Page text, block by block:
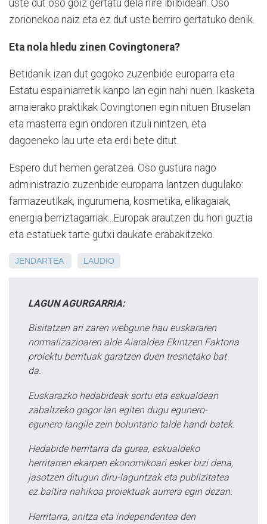
uste dut oso goiz gertatu dela nire ibilbidean. Oso
zorionekoa naiz eta ez dut uste berriro gertatuko denik.
Eta nola hledu zinen Covingtonera?
Betidanik izan dut gogoko zuzenbide europarra eta
Estatu espainiarretik kanpo lan egin nahi nuen. Ikasketa
amaierako praktikak Covingtonen egin nituen Bruselan
eta masterra egin ondoren itzuli nintzen, eta
dagoeneko lau urte eta erdi bete ditut.
Espero dut hemen geratzea. Oso gustura nago
administrazio zuzenbide europarra lantzen dugulako:
farmazeutikak, ingurumena, kosmetika, elikagaiak,
energia berriztagarriak...Europak arautzen du hori guztia
eta estatuek tarte gutxi daukate erabakitzeko.
JENDARTEA LAUDIO
LAGUN AGURGARRIA:
Bisitatzen ari zaren webgune hau euskararen
normalizazioaren alde Aiaraldea Ekintzen Faktoria
proiektu berrituak garatzen duen tresnetako bat
da.
Euskarazko hedabideak sortu eta eskualdean
zabaltzeko gogor lan egiten dugu egunero-
egunero langile zein boluntario talde handi batek.
Hedabide herritarra da gurea, eskualdeko
herritarren ekarpen ekonomikoari esker bizi dena,
jasotzen ditugun diru-laguntzak eta publizitatea
ez baitira nahikoa proiektuak aurrera egin dezan.
Herritarra, anitza eta independentea den